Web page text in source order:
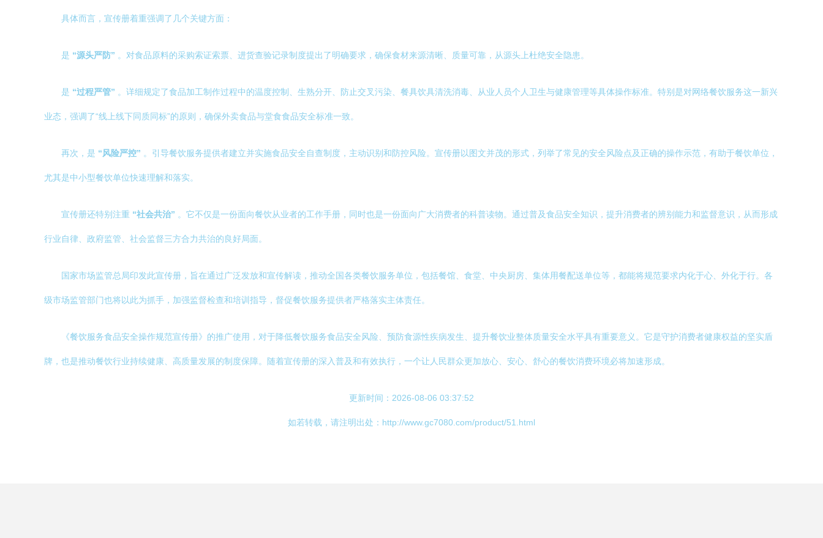
具体而言，宣传册着重强调了几个关键方面：
是 “源头严防” 。对食品原料的采购索证索票、进货查验记录制度提出了明确要求，确保食材来源清晰、质量可靠，从源头上杜绝安全隐患。
是 “过程严管” 。详细规定了食品加工制作过程中的温度控制、生熟分开、防止交叉污染、餐具饮具清洗消毒、从业人员个人卫生与健康管理等具体操作标准。特别是对网络餐饮服务这一新兴
业态，强调了“线上线下同质同标”的原则，确保外卖食品与堂食食品安全标准一致。
再次，是 “风险严控” 。引导餐饮服务提供者建立并实施食品安全自查制度，主动识别和防控风险。宣传册以图文并茂的形式，列举了常见的安全风险点及正确的操作示范，有助于餐饮单位，
尤其是中小型餐饮单位快速理解和落实。
宣传册还特别注重 “社会共治” 。它不仅是一份面向餐饮从业者的工作手册，同时也是一份面向广大消费者的科普读物。通过普及食品安全知识，提升消费者的辨别能力和监督意识，从而形成
行业自律、政府监管、社会监督三方合力共治的良好局面。
国家市场监管总局印发此宣传册，旨在通过广泛发放和宣传解读，推动全国各类餐饮服务单位，包括餐馆、食堂、中央厨房、集体用餐配送单位等，都能将规范要求内化于心、外化于行。各
级市场监管部门也将以此为抓手，加强监督检查和培训指导，督促餐饮服务提供者严格落实主体责任。
《餐饮服务食品安全操作规范宣传册》的推广使用，对于降低餐饮服务食品安全风险、预防食源性疾病发生、提升餐饮业整体质量安全水平具有重要意义。它是守护消费者健康权益的坚实盾
牌，也是推动餐饮行业持续健康、高质量发展的制度保障。随着宣传册的深入普及和有效执行，一个让人民群众更加放心、安心、舒心的餐饮消费环境必将加速形成。
更新时间：2026-08-06 03:37:52
如若转载，请注明出处：http://www.gc7080.com/product/51.html